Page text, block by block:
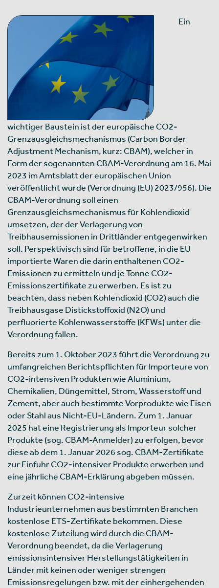
Ein
wichtiger Baustein ist der europäische CO2-
Grenzausgleichsmechanismus (Carbon Border
Adjustment Mechanism, kurz: CBAM), welcher in
Form der sogenannten CBAM-Verordnung am 16. Mai
2023 im Amtsblatt der europäischen Union
veröffentlicht wurde (Verordnung (EU) 2023/956). Die
CBAM-Verordnung soll einen
Grenzausgleichsmechanismus für Kohlendioxid
umsetzen, der der Verlagerung von
Treibhausemissionen in Drittländer entgegenwirken
soll. Perspektivisch sind für betroffene, in die EU
importierte Waren die darin enthaltenen CO2-
Emissionen zu ermitteln und je Tonne CO2-
Emissionszertifikate zu erwerben. Es ist zu
beachten, dass neben Kohlendioxid (CO2) auch die
Treibhausgase Distickstoffoxid (N2O) und
perfluorierte Kohlenwasserstoffe (KFWs) unter die
Verordnung fallen.
Bereits zum 1. Oktober 2023 führt die Verordnung zu
umfangreichen Berichtspflichten für Importeure von
CO2-intensiven Produkten wie Aluminium,
Chemikalien, Düngemittel, Strom, Wasserstoff und
Zement, aber auch bestimmte Vorprodukte wie Eisen
oder Stahl aus Nicht-EU-Ländern. Zum 1. Januar
2025 hat eine Registrierung als Importeur solcher
Produkte (sog. CBAM-Anmelder) zu erfolgen, bevor
diese ab dem 1. Januar 2026 sog. CBAM-Zertifikate
zur Einfuhr CO2-intensiver Produkte erwerben und
eine jährliche CBAM-Erklärung abgeben müssen.
Zurzeit können CO2-intensive
Industrieunternehmen aus bestimmten Branchen
kostenlose ETS-Zertifikate bekommen. Diese
kostenlose Zuteilung wird durch die CBAM-
Verordnung beendet, da die Verlagerung
emissionsintensiver Herstellungstätigkeiten in
Länder mit keinen oder weniger strengen
Emissionsregelungen bzw. mit der einhergehenden